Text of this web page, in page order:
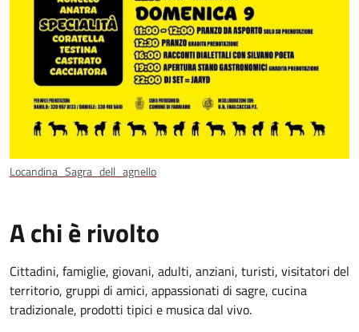
Locandina_Sagra_dell_agnello
A chi è rivolto
Cittadini, famiglie, giovani, adulti, anziani, turisti, visitatori del
territorio, gruppi di amici, appassionati di sagre, cucina
tradizionale, prodotti tipici e musica dal vivo.